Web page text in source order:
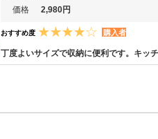
価格
2,980円
おすすめ度 購入者
丁度よいサイズで収納に便利です。キッ